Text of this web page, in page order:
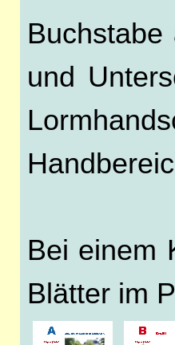
und
Bei einem
Blätter im